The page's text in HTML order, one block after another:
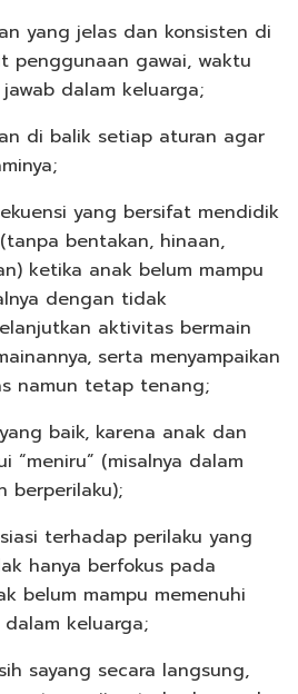
yang jelas dan konsisten di
penggunaan gawai, waktu
dalam keluarga;
di balik setiap aturan agar
yang bersifat mendidik
bentakan, hinaan,
ketika anak belum mampu
dengan tidak
aktivitas bermain
serta menyampaikan
namun tetap tenang;
baik, karena anak dan
“meniru” (misalnya dalam
berperilaku);
terhadap perilaku yang
hanya berfokus pada
belum mampu memenuhi
keluarga;
sayang secara langsung,